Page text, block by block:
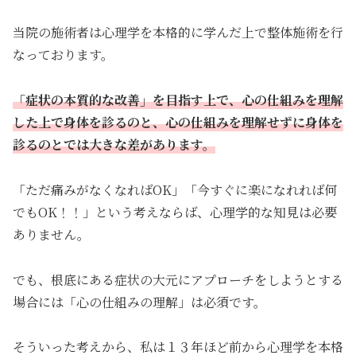
当院の施術者は心理学を本格的に学んだ上で整体施術を行
なっております。
「症状の本質的な改善」を目指す上で、心の仕組みを理解
した上で身体を診るのと、心の仕組みを理解せずに身体を
診るのとでは大きな差があります。
「ただ痛みがなくなればOK」「今すぐに楽になれれば何
でもOK！！」という考えならば、心理学的な知見は必要
ありません。
でも、根底にある症状の大元にアプローチをしようとする
場合には「心の仕組みの理解」は必須です。
そういった考えから、私は１３年ほど前から心理学を本格